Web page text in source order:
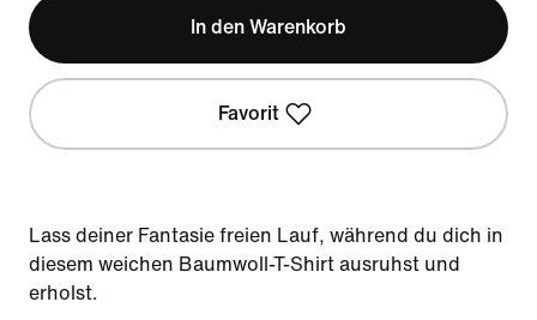
In den Warenkorb
Favorit
Lass deiner Fantasie freien Lauf, während du dich in
diesem weichen Baumwoll-T-Shirt ausruhst und
erholst.